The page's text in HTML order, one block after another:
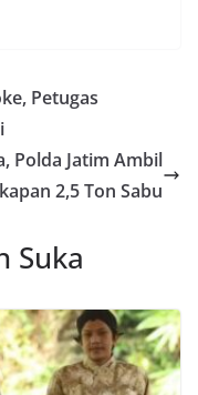
Petugas
Polda Jatim Ambil
2,5 Ton Sabu
Suka